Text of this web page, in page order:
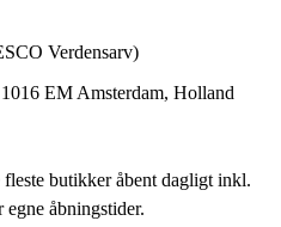
Verdensarv)
EM Amsterdam, Holland
fleste butikker åbent dagligt inkl.
åbningstider.